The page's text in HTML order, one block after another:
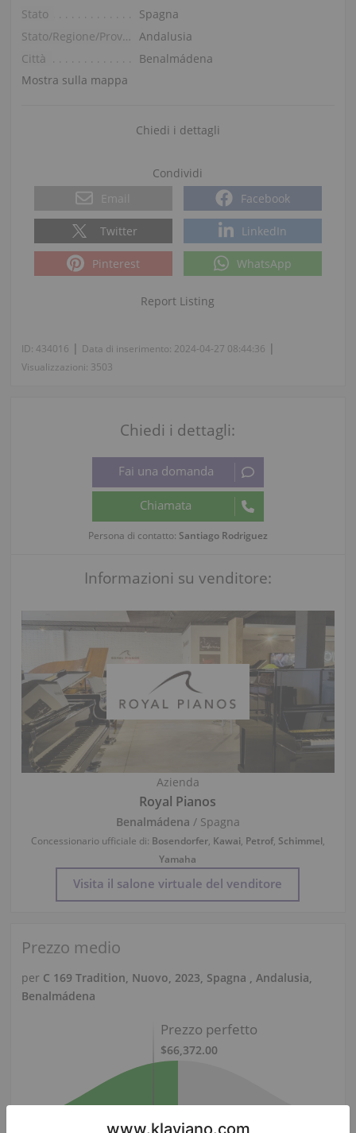
Stato
Spagna
Stato/Regione/Provincia Andalusia
Città
Benalmádena
Mostra sulla mappa
Chiedi i dettagli
Condividi
Email
Facebook
Twitter LinkedIn
Pinterest WhatsApp
Report Listing
ID: 434016 | Data di inserimento: 2024-04-27 08:44:36 |
Visualizzazioni: 3503
Chiedi i dettagli:
Persona di contatto: Santiago Rodriguez
Informazioni su venditore:
Azienda
Royal Pianos
Benalmádena / Spagna
Concessionario ufficiale di: Bosendorfer, Kawai, Petrof, Schimmel,
Yamaha
Visita il salone virtuale del venditore
Prezzo medio
per C 169 Tradition, Nuovo, 2023, Spagna , Andalusia,
Benalmádena
Prezzo perfetto
$66,372.00